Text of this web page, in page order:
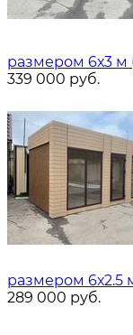
размером 6х3 м
339 000 руб.
размером 6х2.5
289 000 руб.